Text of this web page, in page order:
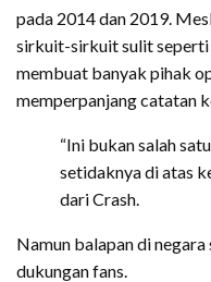
pada 2014 dan 2019.
sirkuit-sirkuit sulit seperti
membuat banyak pihak
memperpanjang catatan
“Ini bukan salah
setidaknya di atas
dari Crash.
Namun balapan di
dukungan fans.